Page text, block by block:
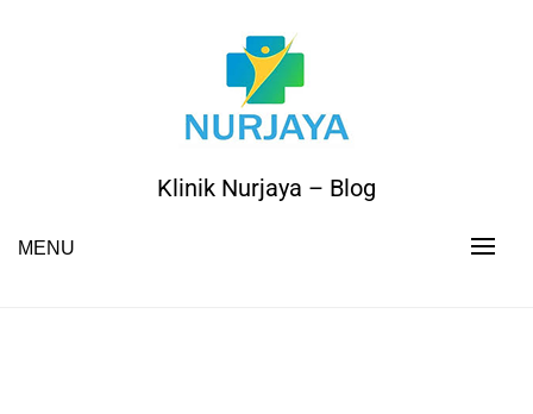
Klinik Nurjaya – Blog
MENU